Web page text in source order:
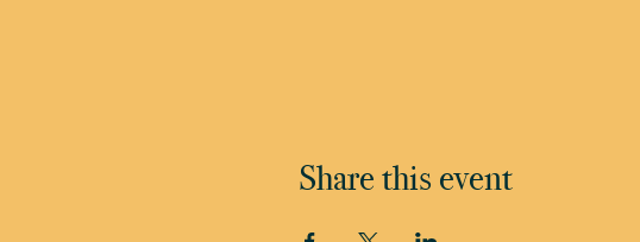
Share this event